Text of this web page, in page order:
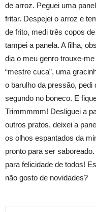
de arroz. Peguei uma
fritar. Despejei o arroz e
de frito, medi três copos
tampei a panela. A filha,
dia o meu genro trouxe-
“mestre cuca”, uma
o barulho da pressão,
segundo no boneco. E
Trimmmmm! Desliguei a
outros pratos, deixei a
os olhos espantados da
pronto para ser
para felicidade de todos!
não gosto de novidades?